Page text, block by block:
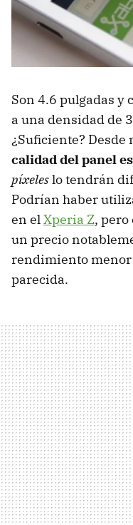
Son 4.6 pulgadas y
a una densidad de
¿Suficiente?
calidad del panel
píxeleslo tendrán
Podrían haber
en elXperia Z,
un precio
rendimiento
parecida.